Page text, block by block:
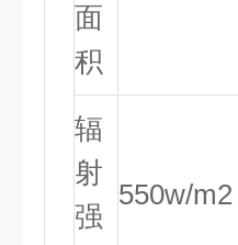
面
积
辐
射
强
550w/m2